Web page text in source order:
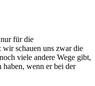
für die
wir schauen uns zwar die
viele andere Wege gibt,
wenn er bei der